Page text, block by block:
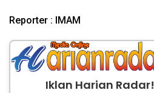
Reporter : IMAM
Iklan Harian Radar!